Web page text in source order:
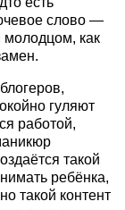
слово —
молодцом, как
гуляют
работой,
такой
ребёнка,
такой контент